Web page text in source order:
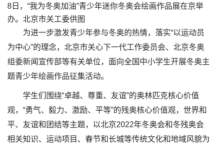
8日，“我为冬奥加油”青少年迷你冬奥会绘画作品展在京举
办。北京市关工委供图
为进一步激发青少年参与冬奥的热情，落实“以运动员
为中心”的理念，北京市关心下一代工作委员会、北京冬奥
组委新闻宣传部等有关单位，面向全国中小学生开展冬奥主
题青少年绘画作品征集活动。
学生们围绕“卓越、尊重、友谊”的奥林匹克核心价值
观，“勇气、毅力、激励、平等”的残奥核心价值观，世界和
平、友谊和团结等主题，以北京2022年冬奥会和冬残奥会
相关知识、运动项目、春节和长城等传统文化和地域风貌为